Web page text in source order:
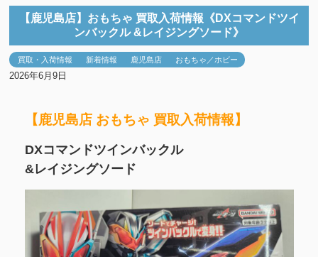
【鹿児島店】おもちゃ 買取入荷情報《DXコマンドツイ
ンバックル &レイジングソード》
買取・入荷情報 新着情報 鹿児島店 おもちゃ／ホビー
2026年6月9日
【鹿児島店 おもちゃ 買取入荷情報】
DXコマンドツインバックル
&レイジングソード